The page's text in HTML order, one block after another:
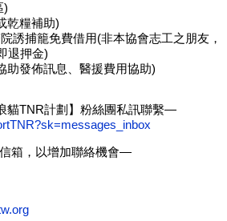
)
乾糧補助)
誘捕籠免費借用(非本協會志工之朋友，
退押金)
助發佈訊息、醫援費用協助)
貓TNR計劃】粉絲團私訊聯繫—
箱，以增加聯絡機會—